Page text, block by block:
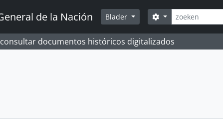
de la Nación Blader zoeken
Search options
documentos históricos digitalizados